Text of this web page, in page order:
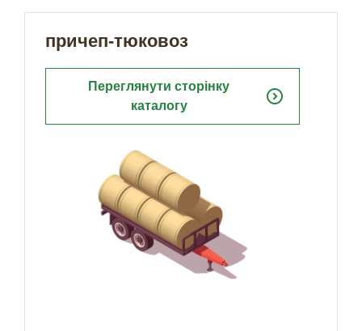
причеп-тюковоз
Переглянути сторінку
каталогу
expand_circle_right